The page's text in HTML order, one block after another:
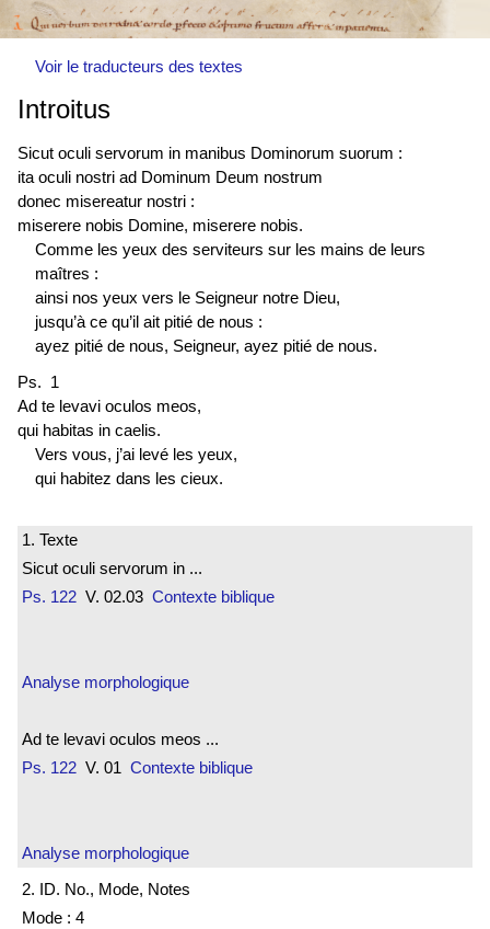
Voir le traducteurs des textes
Introitus
Sicut oculi servorum in manibus Dominorum suorum :
ita oculi nostri ad Dominum Deum nostrum
donec misereatur nostri :
miserere nobis Domine, miserere nobis.
Comme les yeux des serviteurs sur les mains de leurs
maîtres :
ainsi nos yeux vers le Seigneur notre Dieu,
jusqu’à ce qu’il ait pitié de nous :
ayez pitié de nous, Seigneur, ayez pitié de nous.
Ps. 1
Ad te levavi oculos meos,
qui habitas in caelis.
Vers vous, j’ai levé les yeux,
qui habitez dans les cieux.
1. Texte
Sicut oculi servorum in ...
Ps. 122 V. 02.03 Contexte biblique
Analyse morphologique
Ad te levavi oculos meos ...
Ps. 122 V. 01 Contexte biblique
Analyse morphologique
2. ID. No., Mode, Notes
Mode : 4